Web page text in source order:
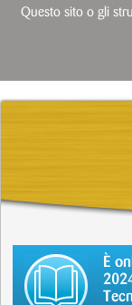
È
Questo sito o gli